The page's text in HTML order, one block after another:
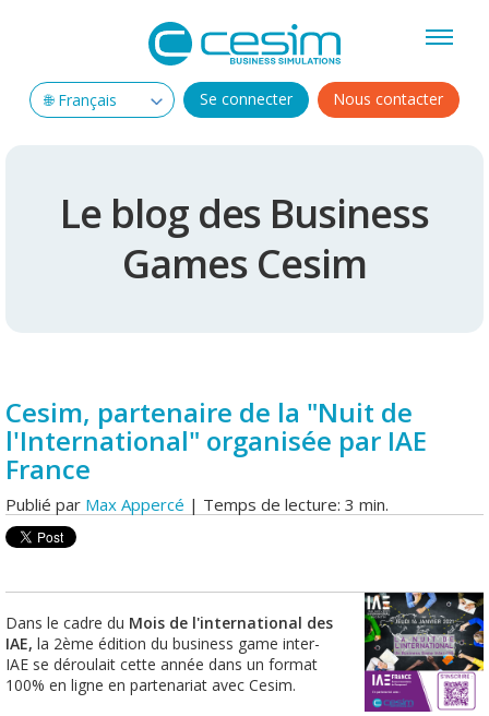
Se connecter Nous contacter
Le blog des Business
Games Cesim
Cesim, partenaire de la "Nuit de
l'International" organisée par IAE
France
Publié par Max Appercé | Temps de lecture: 3 min.
Dans le cadre du Mois de l'international des
IAE, la 2ème édition du business game inter-
IAE se déroulait cette année dans un format
100% en ligne en partenariat avec Cesim.